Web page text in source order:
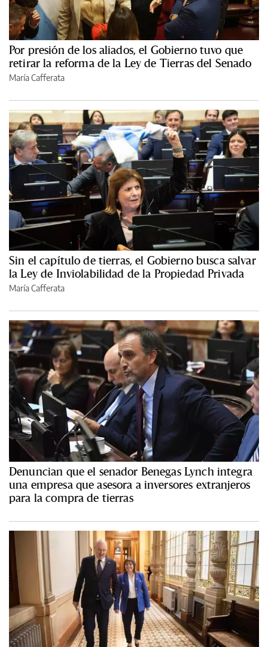
Por presión de los aliados, el Gobierno tuvo que
retirar la reforma de la Ley de Tierras del Senado
María Cafferata
Sin el capítulo de tierras, el Gobierno busca salvar
la Ley de Inviolabilidad de la Propiedad Privada
María Cafferata
Denuncian que el senador Benegas Lynch integra
una empresa que asesora a inversores extranjeros
para la compra de tierras